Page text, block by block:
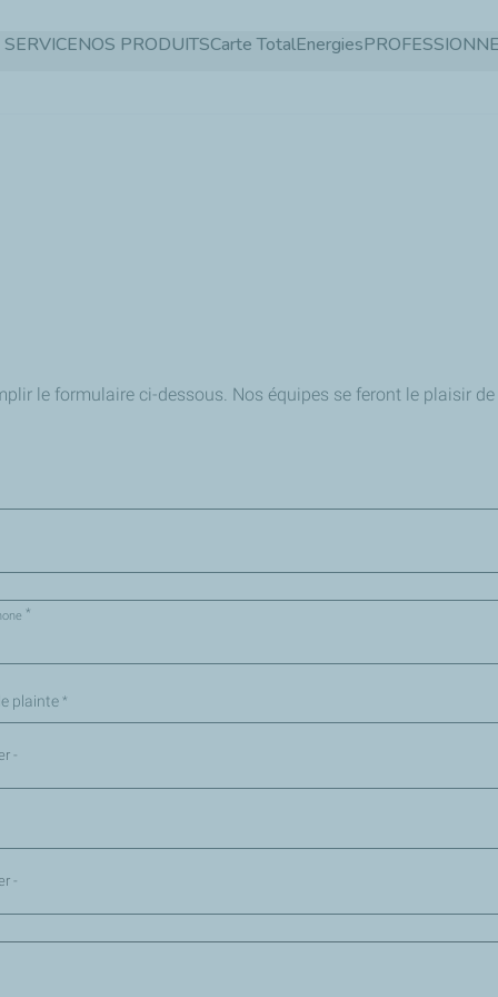
Aller
NOS PRODUITSCarte TotalEnergies
le formulaire ci-dessous. Nos équipes se feront le plaisir
*
plainte *
-
-